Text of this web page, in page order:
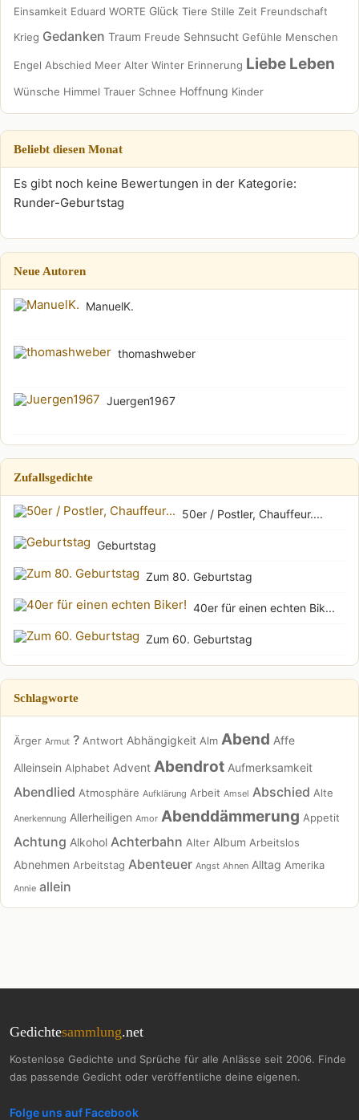
Einsamkeit Eduard WORTE Glück Tiere Stille Zeit Freundschaft
Krieg Gedanken Traum Freude Sehnsucht Gefühle Menschen
Engel Abschied Meer Alter Winter Erinnerung Liebe Leben
Wünsche Himmel Trauer Schnee Hoffnung Kinder
Beliebt diesen Monat
Es gibt noch keine Bewertungen in der Kategorie:
Runder-Geburtstag
Neue Autoren
ManuelK.
thomashweber
Juergen1967
Zufallsgedichte
50er / Postler, Chauffeur....
Geburtstag
Zum 80. Geburtstag
40er für einen echten Bik...
Zum 60. Geburtstag
Schlagworte
Ärger Armut ? Antwort Abhängigkeit Alm Abend Affe
Alleinsein Alphabet Advent Abendrot Aufmerksamkeit
Abendlied Atmosphäre Aufklärung Arbeit Amsel Abschied Alte
Anerkennung Allerheiligen Amor Abenddämmerung Appetit
Achtung Alkohol Achterbahn Alter Album Arbeitslos
Abnehmen Arbeitstag Abenteuer Angst Ahnen Alltag Amerika
Annie allein
Gedichtesammlung.net
Kostenlose Gedichte und Sprüche für alle Anlässe seit 2006. Finde
das passende Gedicht oder veröffentliche deine eigenen.
Folge uns auf Facebook